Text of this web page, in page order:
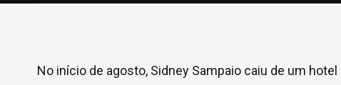
No início de agosto, Sidney Sampaio caiu de um